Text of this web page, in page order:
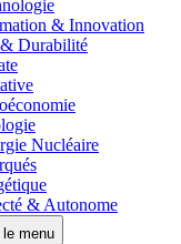
& Innovation
Durabilité
Nucléaire
& Autonome
menu